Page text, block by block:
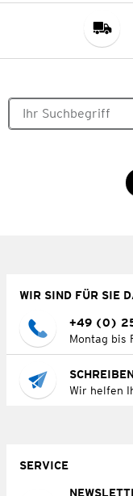
WIR SIND FÜR SIE
+49 (0)
Montag bis
Wir helfen
SERVICE